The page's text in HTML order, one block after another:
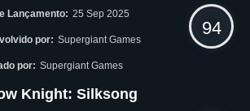
Lançamento: 25 Sep 2025
por: Supergiant Games
por: Supergiant Games
94
Knight: Silksong